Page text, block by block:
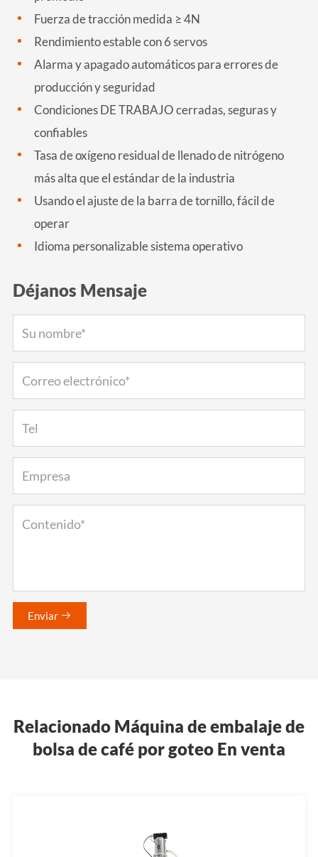
Fuerza de tracción medida ≥ 4N
Rendimiento estable con 6 servos
Alarma y apagado automáticos para errores de
producción y seguridad
Condiciones DE TRABAJO cerradas, seguras y
confiables
Tasa de oxígeno residual de llenado de nitrógeno
más alta que el estándar de la industria
Usando el ajuste de la barra de tornillo, fácil de
operar
Idioma personalizable sistema operativo
Déjanos Mensaje
Enviar 
Relacionado Máquina de embalaje de
bolsa de café por goteo En venta